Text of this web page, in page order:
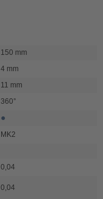
150 mm
4 mm
11 mm
360°
●
MK2
0,04
0,04